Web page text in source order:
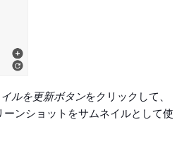
ルを更新ボタンをクリックして、
ンショットをサムネイルとして使